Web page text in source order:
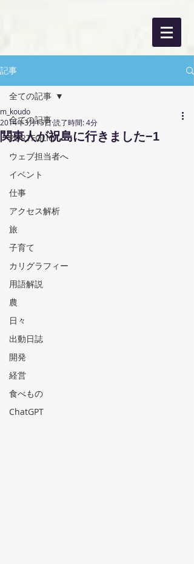
記事
全ての記事
PORTFOLIO
ウェブ担当者へ
イベント
仕事
アクセス解析
旅
子育て
カリグラフィー
用語解説
農
日々
出動日誌
開発
経営
食べもの
ChatGPT
全ての記事
関東人が祝島に行きました−1
m_koudo
2014年3月15日読了時間: 4分